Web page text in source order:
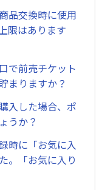
品交換時に使用
限はあります
で前売チケット
まりますか？
入した場合、ポ
うか？
時に「お気に入
。「お気に入り